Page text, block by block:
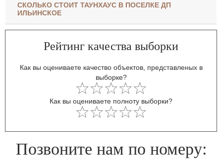
СКОЛЬКО СТОИТ ТАУНХАУС В ПОСЕЛКЕ ДП
ИЛЬИНСКОЕ
Рейтинг качества выборки
Как вы оцениваете качество объектов, представленых в
выборке?
Как вы оцениваете полноту выборки?
Позвоните нам по номеру: